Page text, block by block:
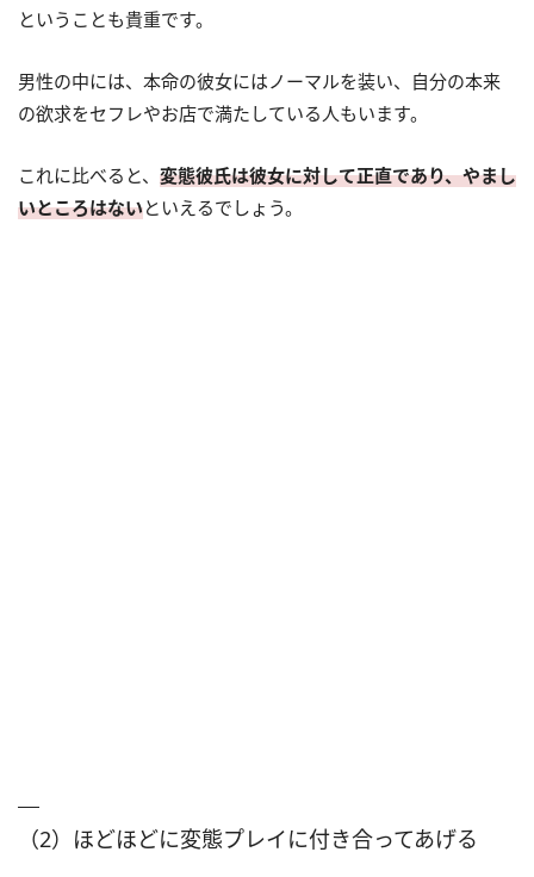
ということも貴重です。
男性の中には、本命の彼女にはノーマルを装い、自分の本来
の欲求をセフレやお店で満たしている人もいます。
これに比べると、 変態彼氏は彼女に対して正直であり、やまし
いところはないといえるでしょう。
（2）ほどほどに変態プレイに付き合ってあげる